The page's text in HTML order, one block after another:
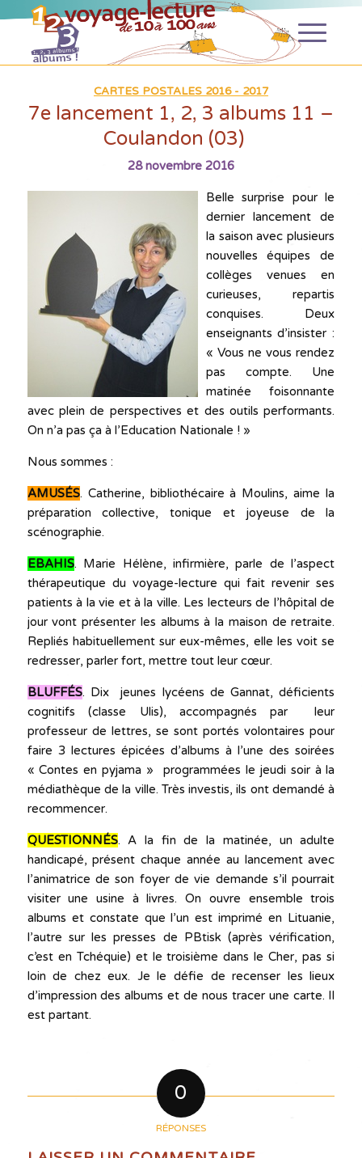
CARTES POSTALES 2016 - 2017
7e lancement 1, 2, 3 albums 11 –
Coulandon (03)
28 novembre 2016
Belle surprise pour le
dernier lancement de
la saison avec plusieurs
nouvelles équipes de
collèges venues en
curieuses, repartis
conquises. Deux
enseignants d’insister :
« Vous ne vous rendez
pas compte. Une
matinée foisonnante
avec plein de perspectives et des outils performants.
On n’a pas ça à l’Education Nationale ! »
Nous sommes :
AMUSÉS. Catherine, bibliothécaire à Moulins, aime la
préparation collective, tonique et joyeuse de la
scénographie.
EBAHIS. Marie Hélène, infirmière, parle de l’aspect
thérapeutique du voyage-lecture qui fait revenir ses
patients à la vie et à la ville. Les lecteurs de l’hôpital de
jour vont présenter les albums à la maison de retraite.
Repliés habituellement sur eux-mêmes, elle les voit se
redresser, parler fort, mettre tout leur cœur.
BLUFFÉS. Dix jeunes lycéens de Gannat, déficients
cognitifs (classe Ulis), accompagnés par leur
professeur de lettres, se sont portés volontaires pour
faire 3 lectures épicées d’albums à l’une des soirées
« Contes en pyjama » programmées le jeudi soir à la
médiathèque de la ville. Très investis, ils ont demandé à
recommencer.
QUESTIONNÉS. A la fin de la matinée, un adulte
handicapé, présent chaque année au lancement avec
l’animatrice de son foyer de vie demande s’il pourrait
visiter une usine à livres. On ouvre ensemble trois
albums et constate que l’un est imprimé en Lituanie,
l’autre sur les presses de PBtisk (après vérification,
c’est en Tchéquie) et le troisième dans le Cher, pas si
loin de chez eux. Je le défie de recenser les lieux
d’impression des albums et de nous tracer une carte. Il
est partant.
0
RÉPONSES